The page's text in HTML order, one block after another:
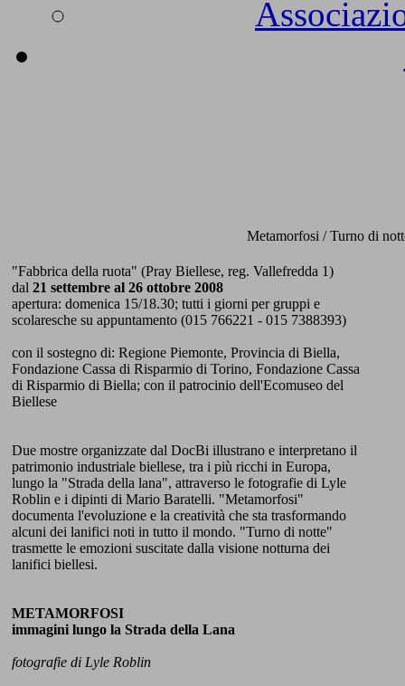
Metamorfosi / Turno di
"Fabbrica della ruota" (Pray Biellese, reg. Vallefredda 1)
dal 21 settembre al 26 ottobre 2008
apertura: domenica 15/18.30; tutti i giorni per gruppi e
scolaresche su appuntamento (015 766221 - 015 7388393)
con il sostegno di: Regione Piemonte, Provincia di Biella,
Fondazione Cassa di Risparmio di Torino, Fondazione Cassa
di Risparmio di Biella; con il patrocinio dell'Ecomuseo del
Biellese
Due mostre organizzate dal DocBi illustrano e interpretano il
patrimonio industriale biellese, tra i più ricchi in Europa,
lungo la "Strada della lana", attraverso le fotografie di Lyle
Roblin e i dipinti di Mario Baratelli. "Metamorfosi"
documenta l'evoluzione e la creatività che sta trasformando
alcuni dei lanifici noti in tutto il mondo. "Turno di notte"
trasmette le emozioni suscitate dalla visione notturna dei
lanifici biellesi.
METAMORFOSI
immagini lungo la Strada della Lana
fotografie di Lyle Roblin